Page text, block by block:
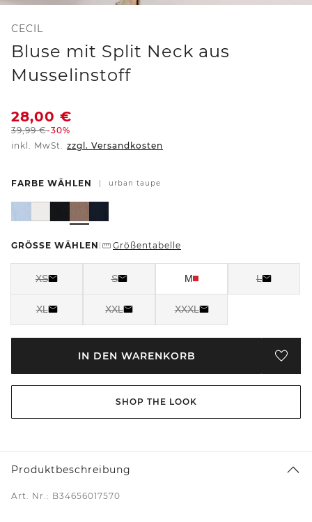
CECIL
Bluse mit Split Neck aus
Musselinstoff
28,00 €
39,99€-30%
inkl. MwSt. zzgl. Versandkosten
FARBE WÄHLEN urban taupe
GRÖSSE WÄHLEN Größentabelle
XS S M L
XL XXL XXXL
IN DEN WARENKORB
SHOP THE LOOK
Produktbeschreibung
Art. Nr.: B34656017570